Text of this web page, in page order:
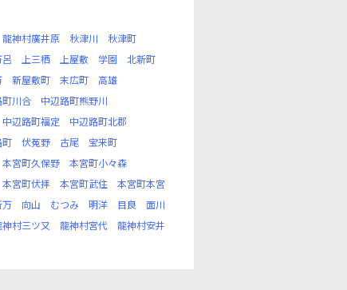
龍神村廣井原 秋津川
秋津町
呂 上三栖 上屋敷 学園
北新町
新屋敷町 末広町
高雄
町川合
中辺路町熊野川
中辺路町福定
中辺路町北郡
町 伏菟野 古尾
宝来町
本宮町久保野
本宮町小々森
本宮町伏拝 本宮町武住
本宮町本宮
万 向山 むつみ 明洋 目良
面川
神村三ツ又 龍神村宮代
龍神村安井